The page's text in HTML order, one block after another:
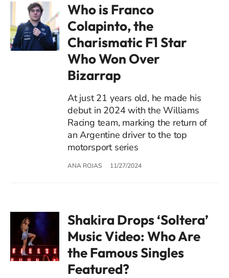
Who is Franco
Colapinto, the
Charismatic F1 Star
Who Won Over
Bizarrap
At just 21 years old, he made his
debut in 2024 with the Williams
Racing team, marking the return of
an Argentine driver to the top
motorsport series
ANA ROJAS 11/27/2024
Shakira Drops ‘Soltera’
Music Video: Who Are
the Famous Singles
Featured?